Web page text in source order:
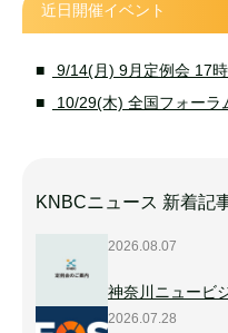
近日開催イベント
9/14(月) 9月定例会 17時
10/29(木) 全国フォーラ
KNBCニュース 新着記
2026.08.07
神奈川ニュービ
2026.07.28